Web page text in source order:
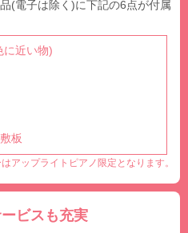
(電子は除く)に下記の6点が付属
に近い物)
板
アップライトピアノ限定となります。
ビスも充実